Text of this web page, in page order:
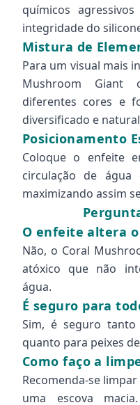
químicos
integridade do
Mistura de
Para um visual mais
Mushroom Giant
diferentes cores e
diversificado e
Posicionamento
Coloque o enfeite
circulação de
maximizando assim
O enfeite altera o
Não, o Coral
atóxico que não
água.
É seguro para
Sim, é seguro
quanto para peixes
Como faço a
Recomenda-se
uma escova